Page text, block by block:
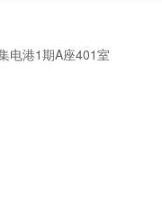
电港1期A座401室